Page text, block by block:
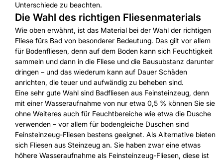
Unterschiede zu beachten.
Die Wahl des richtigen Fliesenmaterials
Wie oben erwähnt, ist das Material bei der Wahl der richtigen
Fliese fürs Bad von besonderer Bedeutung. Das gilt vor allem
für Bodenfliesen, denn auf dem Boden kann sich Feuchtigkeit
sammeln und dann in die Fliese und die Bausubstanz darunter
dringen – und das wiederum kann auf Dauer Schäden
anrichten, die teuer und aufwändig zu beheben sind.
Eine sehr gute Wahl sind Badfliesen aus Feinsteinzeug, denn
mit einer Wasseraufnahme von nur etwa 0,5 % können Sie sie
ohne Weiteres auch für Feuchtbereiche wie etwa die Dusche
verwenden – vor allem für bodengleiche Duschen sind
Feinsteinzeug-Fliesen bestens geeignet. Als Alternative bieten
sich Fliesen aus Steinzeug an. Sie haben zwar eine etwas
höhere Wasseraufnahme als Feinsteinzeug-Fliesen, diese ist